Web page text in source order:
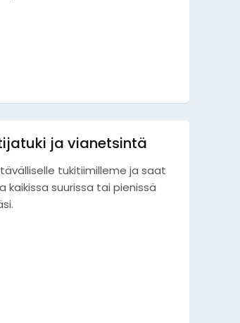
ja vianetsintä
tukitiimilleme ja saat
kaikissa suurissa tai pienissä